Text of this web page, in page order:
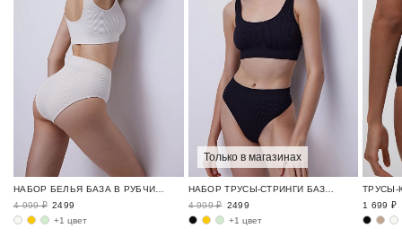
НАБОР БЕЛЬЯ БАЗА В РУБЧИК / RIBBED BASE
4 999 ₽ 2499
+1 цвет
Только в магазинах
НАБОР ТРУСЫ-СТРИНГИ БАЗА В РУБЧИК / RIBBED BASE
4 999 ₽ 2499
+1 цвет
1 699 ₽